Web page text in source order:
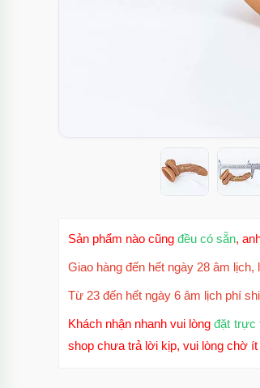
Sản phẩm nào cũng đều có sẵn,
Giao hàng đến hết ngày 28 âm
Từ 23 đến hết ngày 6 âm lịch phí
Khách nhận nhanh vui lòngđặt trực
shop chưa trả lời kịp, vui lòng chờ ít